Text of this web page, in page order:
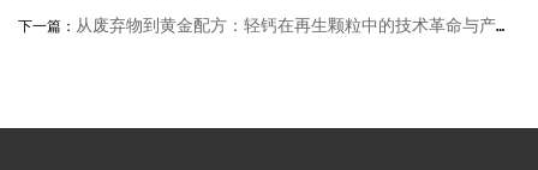
下一篇： 从废弃物到黄金配方：轻钙在再生颗粒中的技术革命与产业突围